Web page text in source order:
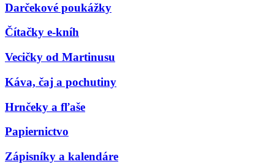
Darčekové poukážky
Čítačky e-kníh
Vecičky od Martinusu
Káva, čaj a pochutiny
Hrnčeky a fľaše
Papiernictvo
Zápisníky a kalendáre